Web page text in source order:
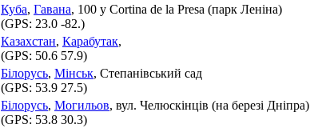
Куба, Гавана, 100 y Cortina de la Presa (парк Леніна)
(GPS: 23.0 -82.)
Казахстан, Карабутак,
(GPS: 50.6 57.9)
Білорусь, Мінськ, Степанівський сад
(GPS: 53.9 27.5)
Білорусь, Могильов, вул. Челюскінців (на березі Дніпра)
(GPS: 53.8 30.3)